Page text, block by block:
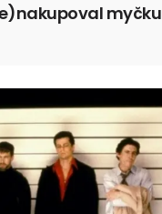
myčku